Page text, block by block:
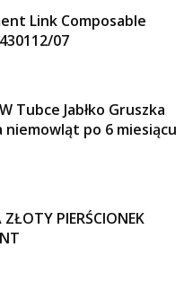
Link Composable
07
Tubce Jabłko Gruszka
niemowląt po 6 miesiącu
PIERŚCIONEK